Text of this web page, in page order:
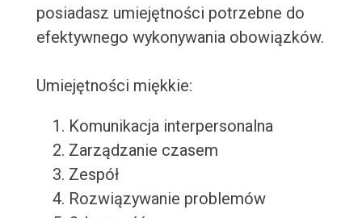
posiadasz umiejętności potrzebne do
efektywnego wykonywania obowiązków.
Umiejętności miękkie:
Komunikacja interpersonalna
Zarządzanie czasem
Zespół
Rozwiązywanie problemów